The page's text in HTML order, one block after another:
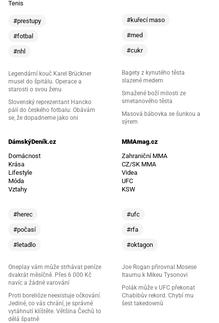
Tenis
#prestupy
#fotbal
#nhl
Legendární kouč Karel Brückner
musel do špitálu. Operace a
starosti o svou ženu
Slovenský reprezentant Hancko
pálí do českého fotbalu: Obávám
se, že dopadneme jako oni
#kuřecí maso
#med
#cukr
Bagety z kynutého těsta
slazené medem
Smažené boží milosti ze
smetanového těsta
Masová bábovka se šunkou a
sýrem
DámskýDeník.cz
Domácnost
Krása
Lifestyle
Móda
Vztahy
#herec
#počasí
#letadlo
Oneplay vám může strhávat peníze
dvakrát měsíčně. Přes 6 000 Kč
navíc a žádné varování
Proti borelióze neexistuje očkování.
Jediné, co vás chrání, je správné
vytáhnutí klíštěte. Většina Čechů to
dělá špatně
MMAmag.cz
Zahraniční MMA
CZ/SK MMA
Videa
UFC
KSW
#ufc
#rfa
#oktagon
Joe Rogan přirovnal Mosese
Itaumu k Mikeu Tysonovi
Polák může v UFC překonat
Chabibův rekord. Chybí mu
šest takedownů